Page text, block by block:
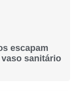
escapam
sanitário